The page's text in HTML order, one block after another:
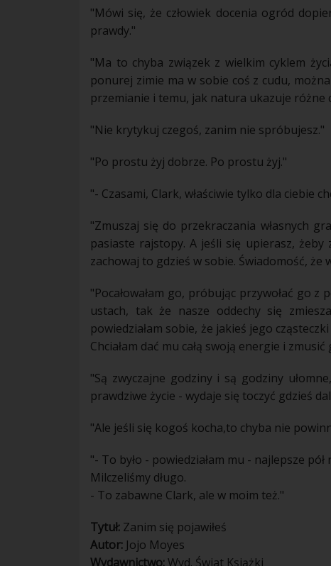
"Mówi się, że człowiek docenia ogród
prawdy."
"Ma to chyba związek z wielkim cyklem
ponurej zimie ma w sobie coś z cudu,
przemianie i temu, jak natura ukazuje różne
"Nie krytykuj czegoś, zanim nie spróbujesz."
"Po prostu żyj dobrze. Po prostu żyj."
"- Czasami, Clark, właściwie tylko dla ciebie
"Zmuszaj się do przekraczania własnych
pasiaste rajstopy. A jeśli się upierasz, żeby
zachowaj to gdzieś w sobie. Świadomość,
"Pocałowałam go, próbując przywołać go
ustach, tak że nasze oddechy się
powiedziałam sobie, że jakieś jego
Chciałam dać mu całą swoją energie i zmusić
"Są zwyczajne godziny i są godziny
prawdziwe życie - wydaje się toczyć gdzieś
"Ale jeśli się kogoś kocha,to chyba nie
"- To było - powiedziałam mu - najlepsze
Milczeliśmy długo.
- To zabawne Clark, ale w moim też."
Tytuł: Zanim się pojawiłeś
Autor: Jojo Moyes
Wydawnictwo:Wyd. Świat Książki